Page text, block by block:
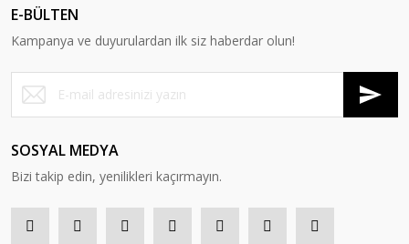
E-BÜLTEN
Kampanya ve duyurulardan ilk siz haberdar olun!
SOSYAL MEDYA
Bizi takip edin, yenilikleri kaçırmayın.